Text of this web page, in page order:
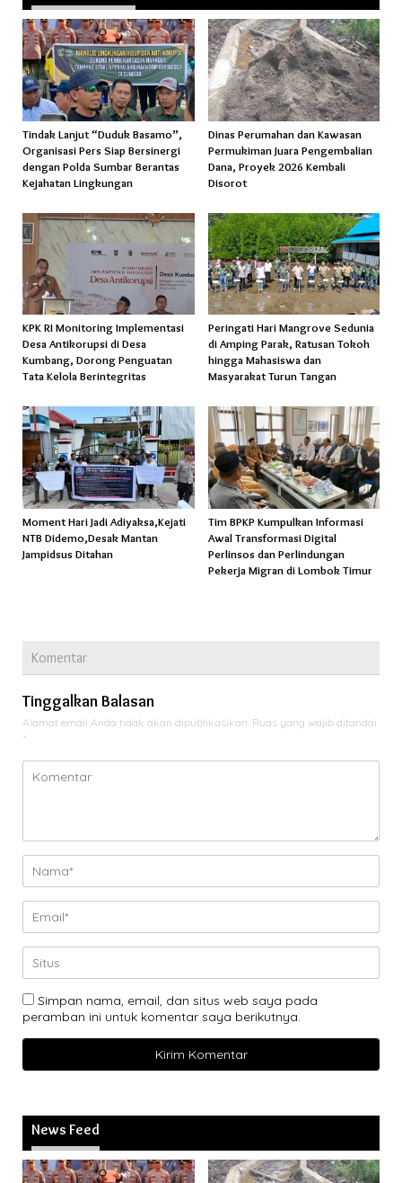
Tindak Lanjut “Duduk Basamo”,
Organisasi Pers Siap Bersinergi
dengan Polda Sumbar Berantas
Kejahatan Lingkungan
Dinas Perumahan dan Kawasan
Permukiman Juara Pengembalian
Dana, Proyek 2026 Kembali
Disorot
KPK RI Monitoring Implementasi
Desa Antikorupsi di Desa
Kumbang, Dorong Penguatan
Tata Kelola Berintegritas
Peringati Hari Mangrove Sedunia
di Amping Parak, Ratusan Tokoh
hingga Mahasiswa dan
Masyarakat Turun Tangan
Moment Hari Jadi Adiyaksa,Kejati
NTB Didemo,Desak Mantan
Jampidsus Ditahan
Tim BPKP Kumpulkan Informasi
Awal Transformasi Digital
Perlinsos dan Perlindungan
Pekerja Migran di Lombok Timur
Komentar
Tinggalkan Balasan
Alamat email Anda tidak akan dipublikasikan. Ruas yang wajib ditandai
*
Simpan nama, email, dan situs web saya pada
peramban ini untuk komentar saya berikutnya.
News Feed